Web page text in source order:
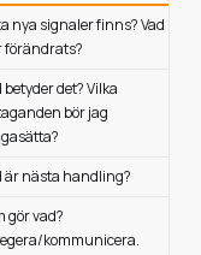
nya signaler finns? Vad
förändrats?
betyder det? Vilka
bör jag
är nästa handling?
gör vad?
kommunicera.